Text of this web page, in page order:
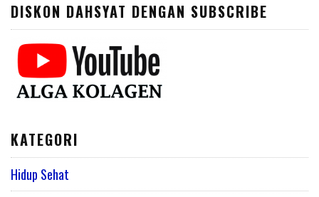
DISKON DAHSYAT DENGAN SUBSCRIBE
KATEGORI
Hidup Sehat